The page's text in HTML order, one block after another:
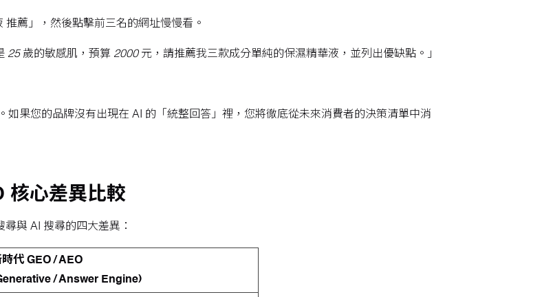
薦」，然後點擊前三名的網址慢慢看。
25 歲的敏感肌，預算 2000 元，請推薦我三款成分單純的保濕精華液，並列出優缺點。 」
果您的品牌沒有出現在 AI 的「統整回答」裡，您將徹底從未來消費者的決策清單中消
核心差異比較
與 AI 搜尋的四大差異：
時代 GEO / AEO
/ Answer Engine)